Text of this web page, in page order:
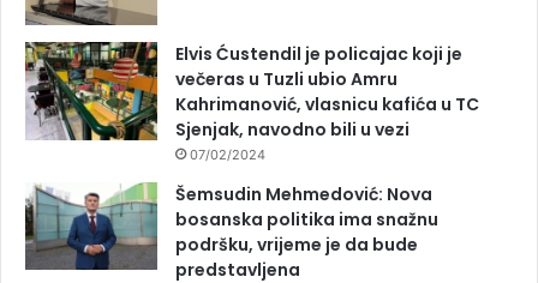
Elvis Ćustendil je policajac koji je
večeras u Tuzli ubio Amru
Kahrimanović, vlasnicu kafića u TC
Sjenjak, navodno bili u vezi
07/02/2024
Šemsudin Mehmedović: Nova
bosanska politika ima snažnu
podršku, vrijeme je da bude
predstavljena